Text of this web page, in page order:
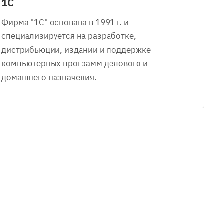
1С
Фирма "1С" основана в 1991 г. и
специализируется на разработке,
дистрибьюции, издании и поддержке
компьютерных программ делового и
домашнего назначения.